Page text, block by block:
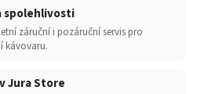
spolehlivosti
záruční i pozáruční servis pro
kávovaru.
Jura Store